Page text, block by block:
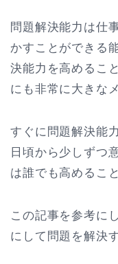
問題解決能力は仕
かすことができる
決能力を高めるこ
にも非常に大きな
すぐに問題解決能
日頃から少しずつ
は誰でも高めるこ
この記事を参考に
にして問題を解決